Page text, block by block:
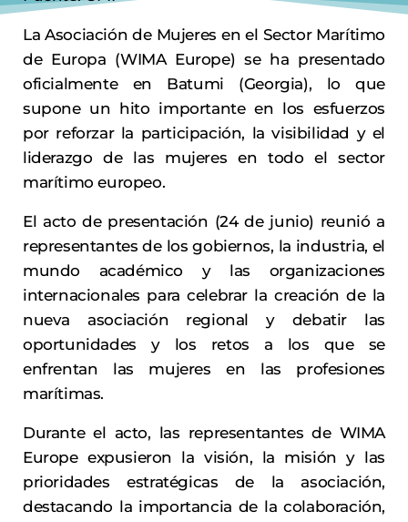
La Asociación de Mujeres en el Sector Marítimo
de Europa (WIMA Europe) se ha presentado
oficialmente en Batumi (Georgia), lo que
supone un hito importante en los esfuerzos
por reforzar la participación, la visibilidad y el
liderazgo de las mujeres en todo el sector
marítimo europeo.
El acto de presentación (24 de junio) reunió a
representantes de los gobiernos, la industria, el
mundo académico y las organizaciones
internacionales para celebrar la creación de la
nueva asociación regional y debatir las
oportunidades y los retos a los que se
enfrentan las mujeres en las profesiones
marítimas.
Durante el acto, las representantes de WIMA
Europe expusieron la visión, la misión y las
prioridades estratégicas de la asociación,
destacando la importancia de la colaboración,